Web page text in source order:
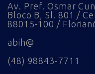
Av. Pref. Osmar
Bloco B, Sl. 801 /
88015-100 /
abih@
(48) 98843-7711